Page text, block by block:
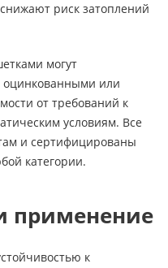
риск затоплений
могут
оцинкованными или
от требований к
условиям. Все
и сертифицированы
категории.
применение
к